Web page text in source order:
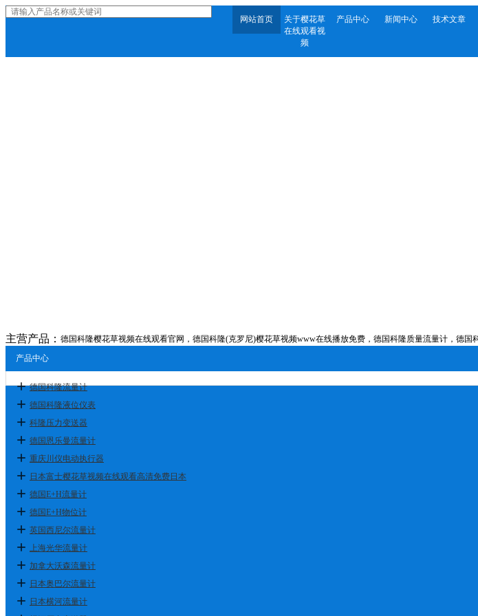
网站首页
关于樱花草
在线观看视
频
产品中心 新闻中心 技术文章
主营产品： 德国科隆樱花草视频在线观看官网，德国科隆(克罗尼)樱花草视频www在线播放免费，德国科隆质量流量计，德
产品中心
德国科隆流量计
德国科隆液位仪表
科隆压力变送器
德国恩乐曼流量计
重庆川仪电动执行器
日本富士樱花草视频在线观看高清免费日本
德国E+H流量计
德国E+H物位计
英国西尼尔流量计
上海光华流量计
加拿大沃森流量计
日本奥巴尔流量计
日本横河流量计